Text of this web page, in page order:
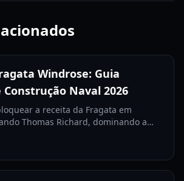
Windrose: Guia
Naval 2026
a receita da Fragata em
Thomas Richard, dominando a